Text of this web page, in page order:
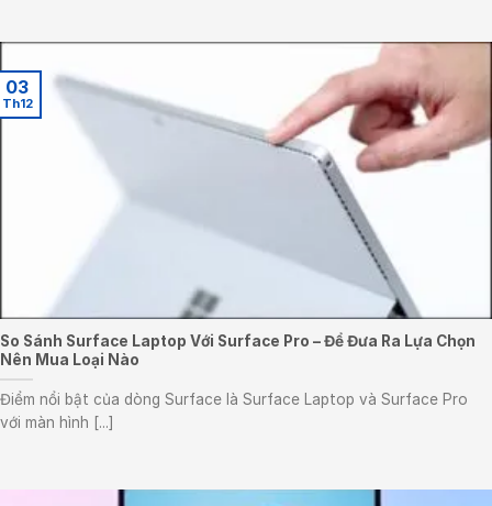
So Sánh Surface Laptop Với Surface Pro – Để Đưa Ra Lựa Chọn
Nên Mua Loại Nào
Điểm nổi bật của dòng Surface là Surface Laptop và Surface Pro
với màn hình [...]
03
Th12